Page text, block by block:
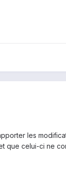
les
que celui-ci ne